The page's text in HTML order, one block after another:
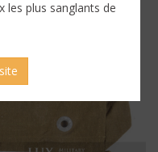
les plus sanglants de